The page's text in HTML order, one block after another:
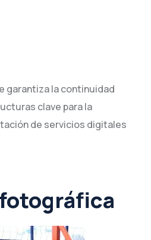
garantiza la continuidad
clave para la
de servicios digitales